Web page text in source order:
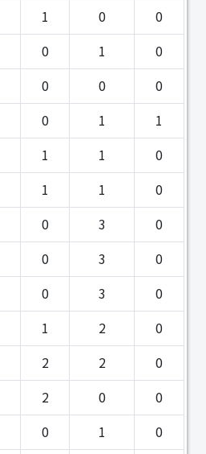
1 0 0
0 1 0
0 0 0
0 1 1
1 1 0
1 1 0
0 3 0
0 3 0
0 3 0
1 2 0
2 2 0
2 0 0
0 1 0